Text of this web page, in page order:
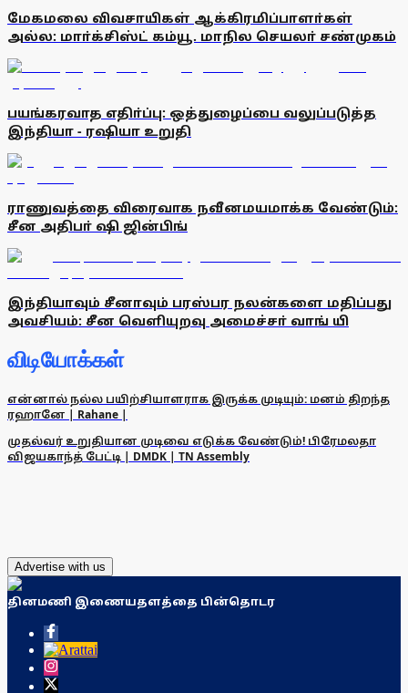
மேகமலை விவசாயிகள் ஆக்கிரமிப்பாளா்கள்
அல்ல: மாா்க்சிஸ்ட் கம்யூ. மாநில செயலா் சண்முகம்
பயங்கரவாத எதிா்ப்பு: ஒத்துழைப்பை வலுப்படுத்த
இந்தியா - ரஷியா உறுதி
ராணுவத்தை விரைவாக நவீனமயமாக்க வேண்டும்:
சீன அதிபா் ஷி ஜின்பிங்
இந்தியாவும் சீனாவும் பரஸ்பர நலன்களை மதிப்பது
அவசியம்: சீன வெளியுறவு அமைச்சா் வாங் யி
விடியோக்கள்
என்னால் நல்ல பயிற்சியாளராக இருக்க முடியும்: மனம் திறந்த
ரஹானே | Rahane |
முதல்வர் உறுதியான முடிவை எடுக்க வேண்டும்! பிரேமலதா
விஜயகாந்த் பேட்டி | DMDK | TN Assembly
Advertise with us
தினமணி இணையதளத்தை பின்தொடர